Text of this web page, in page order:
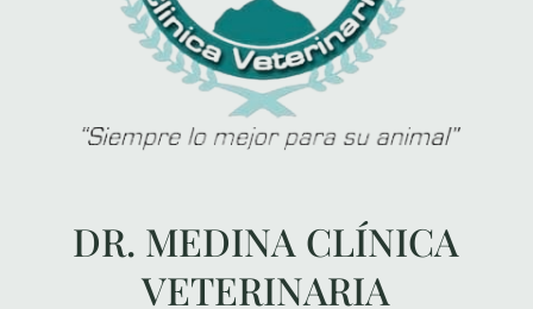
DR. MEDINA CLÍNICA
VETERINARIA